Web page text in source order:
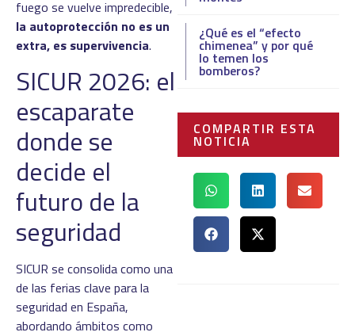
fuego se vuelve impredecible,
la autoprotección no es un
extra, es supervivencia.
SICUR 2026: el
escaparate
donde se
decide el
futuro de la
seguridad
SICUR se consolida como una
de las ferias clave para la
seguridad en España,
abordando ámbitos como
¿Qué es el “efecto
chimenea” y por qué
lo temen los
bomberos?
COMPARTIR ESTA
NOTICIA